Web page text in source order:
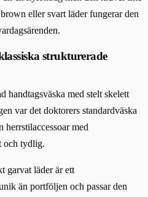
eller svart läder fungerar den
strukturerade
handtagsväska med stelt skelett
var det doktorers standardväska
herrstilaccessoar med
och tydlig.
garvat läder är ett
än portföljen och passar den